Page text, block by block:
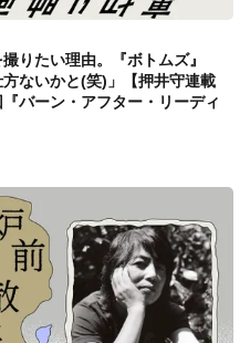
りたい理由。『ボトムズ』
ないかと(笑)」【押井守連載
バーン・アフター・リーディ